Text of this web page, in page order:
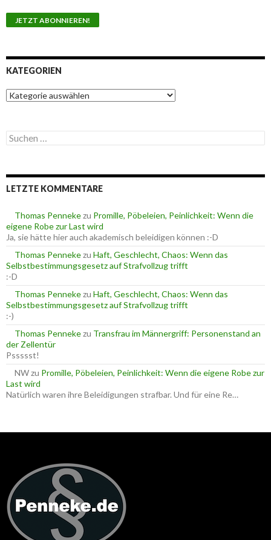
KATEGORIEN
K
a
g
o
n
S
u
e
n
c
h
:
LETZTE KOMMENTARE
Thomas Pennekezu Promille, Pöbeleien, Peinlichkeit: Wenn die
eigene Robe zur Last wird
Ja, sie hätte hier auch akademisch beleidigen können :-D
Thomas Pennekezu Haft, Geschlecht, Chaos: Wenn das
Selbstbestimmungsgesetz auf Strafvollzug trifft
:-D
Thomas Pennekezu Haft, Geschlecht, Chaos: Wenn das
Selbstbestimmungsgesetz auf Strafvollzug trifft
:-)
Thomas Pennekezu Transfrau im Männergriff: Personenstand an
der Zellentür
Pssssst!
NWzu Promille, Pöbeleien, Peinlichkeit: Wenn die eigene Robe zur
Last wird
Natürlich waren ihre Beleidigungen strafbar. Und für eine Re…